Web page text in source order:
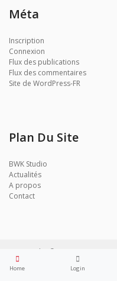
Home Login
Méta
Inscription
Connexion
Flux des publications
Flux des commentaires
Site de WordPress-FR
Plan Du Site
BWK Studio
Actualités
A propos
Contact
BWK Studio © 2017